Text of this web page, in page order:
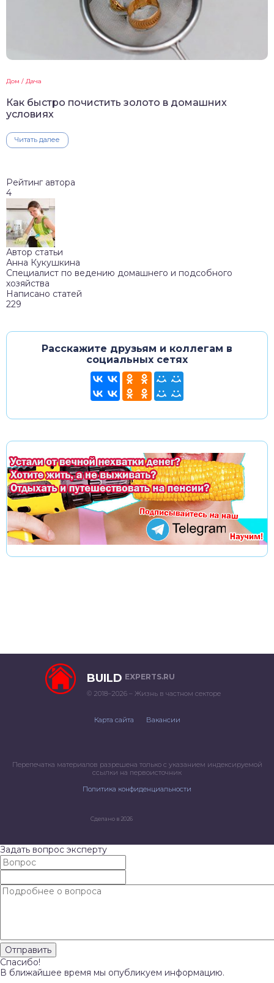
Дом / Дача
Как быстро почистить золото в домашних
условиях
Читать далее
Рейтинг автора
4
Автор статьи
Анна Кукушкина
Специалист по ведению домашнего и подсобного
хозяйства
Написано статей
229
Расскажите друзьям и коллегам в
социальных сетях
BUILD EXPERTS.RU
© 2018–2026 – Жизнь в частном секторе
Карта сайта Вакансии
Перепечатка материалов разрешена только с указанием индексируемой
ссылки на первоисточник
Политика конфиденциальности
Сделано в 2026
Задать вопрос эксперту
Спасибо!
В ближайшее время мы опубликуем информацию.